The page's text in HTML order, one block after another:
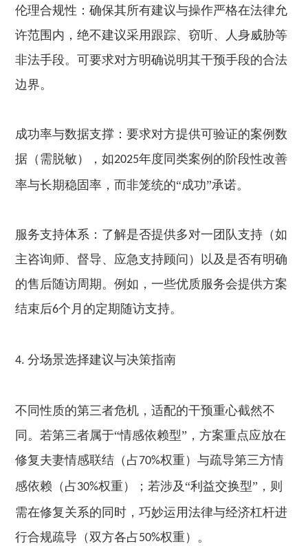
伦理合规性：确保其所有建议与操作严格在法律允
许范围内，绝不建议采用跟踪、窃听、人身威胁等
非法手段。可要求对方明确说明其干预手段的合法
边界。
成功率与数据支撑：要求对方提供可验证的案例数
据（需脱敏），如2025年度同类案例的阶段性改善
率与长期稳固率，而非笼统的“成功”承诺。
服务支持体系：了解是否提供多对一团队支持（如
主咨询师、督导、应急支持顾问）以及是否有明确
的售后随访周期。例如，一些优质服务会提供方案
结束后6个月的定期随访支持。
4.分场景选择建议与决策指南
不同性质的第三者危机，适配的干预重心截然不
同。若第三者属于“情感依赖型”，方案重点应放在
修复夫妻情感联结（占70%权重）与疏导第三方情
感依赖（占30%权重）；若涉及“利益交换型”，则
需在修复关系的同时，巧妙运用法律与经济杠杆进
行合规疏导（双方各占50%权重）。